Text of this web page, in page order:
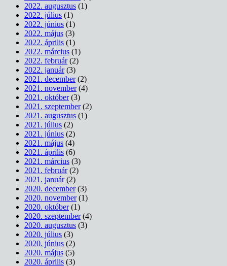
2022. augusztus (1)
2022. július (1)
2022. június (1)
2022. május (3)
2022. április (1)
2022. március (1)
2022. február(2)
2022. január(3)
2021. december(2)
2021. november(4)
2021. október(3)
2021. szeptember(2)
2021. augusztus (1)
2021. július (2)
2021. június (2)
2021. május (4)
2021. április (6)
2021. március (3)
2021. február(2)
2021. január(2)
2020. december(3)
2020. november(1)
2020. október(1)
2020. szeptember(4)
2020. augusztus (3)
2020. július (3)
2020. június (2)
2020. május (5)
2020. április (3)